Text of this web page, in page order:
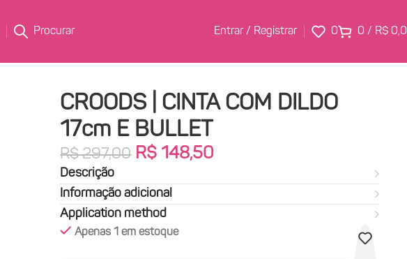
Procurar Entrar / Registrar 0 0 / R$
CROODS | CINTA COM DILDO
17cm E BULLET
R$297,00 R$ 148,50
Descrição
Informação adicional
Application method
Apenas 1 em estoque